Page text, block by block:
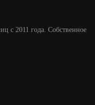
с 2011 года. Собственное